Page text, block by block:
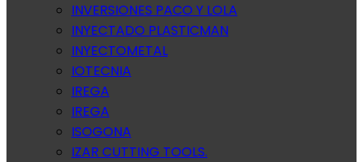
INVERSIONES PACO Y LOLA
INYECTADO PLASTICMAN
INYECTOMETAL
IOTECNIA
IREGA
IREGA
ISOGONA
IZAR CUTTING TOOLS.